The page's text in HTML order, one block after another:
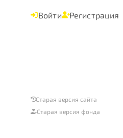
Войти Регистрация
Старая версия сайта
Старая версия фонда